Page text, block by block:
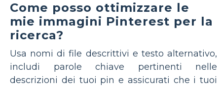
Come posso ottimizzare le
mie immagini Pinterest per la
ricerca?
Usa nomi di file descrittivi e testo alternativo,
includi parole chiave pertinenti nelle
descrizioni dei tuoi pin e assicurati che i tuoi